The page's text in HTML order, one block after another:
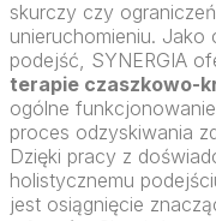
skurczy czy
unieruchomieniu.
podejść, SYNERGIA
terapie czaszkowo-
ogólne
proces odzyskiwania
Dzięki pracy z
holistycznemu
jest osiągnięcie